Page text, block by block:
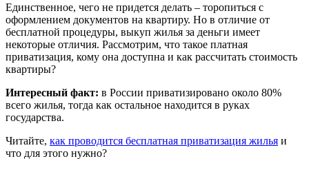
Единственное, чего не придется делать – торопиться с
оформлением документов на квартиру. Но в отличие от
бесплатной процедуры, выкуп жилья за деньги имеет
некоторые отличия. Рассмотрим, что такое платная
приватизация, кому она доступна и как рассчитать стоимость
квартиры?
Интересный факт: в России приватизировано около 80%
всего жилья, тогда как остальное находится в руках
государства.
Читайте, как проводится бесплатная приватизация жилья и
что для этого нужно?